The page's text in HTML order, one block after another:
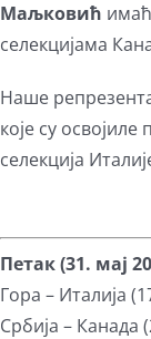
Маљковић
селекцијама
Наше
које су
селекција
Петак (31. мај
Гора – Италија
Србија – Канада